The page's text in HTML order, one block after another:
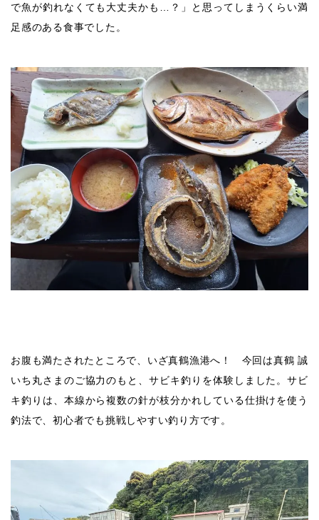
で魚が釣れなくても大丈夫かも…？」と思ってしまうくらい満
足感のある食事でした。
お腹も満たされたところで、いざ真鶴漁港へ！ 今回は真鶴 誠
いち丸さまのご協力のもと、サビキ釣りを体験しました。サビ
キ釣りは、本線から複数の針が枝分かれしている仕掛けを使う
釣法で、初心者でも挑戦しやすい釣り方です。